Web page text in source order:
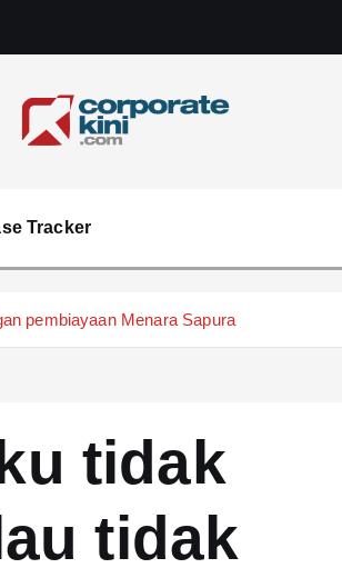
Tracker
pembiayaan Menara Sapura
tidak
tidak